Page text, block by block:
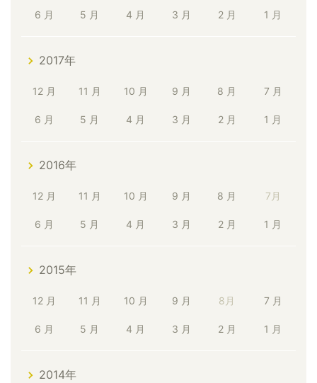
6 月 5 月 4 月 3 月 2 月 1 月
2017年
12 月 11 月 10 月 9 月 8 月 7 月
6 月 5 月 4 月 3 月 2 月 1 月
2016年
12 月 11 月 10 月 9 月 8 月 7月
6 月 5 月 4 月 3 月 2 月 1 月
2015年
12 月 11 月 10 月 9 月 8月 7 月
6 月 5 月 4 月 3 月 2 月 1 月
2014年